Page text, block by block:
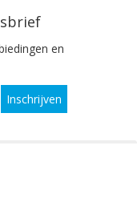
en
Inschrijven